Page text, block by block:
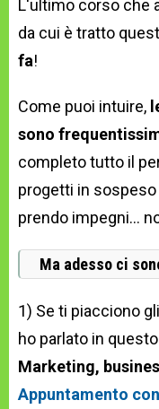
L'ultimo corso che
da cui è tratto
fa!
Come puoi intuire,
sono
completo tutto il
progetti in
prendo impegni...
Ma adesso ci
1) Se ti piacciono
ho parlato in
Marketing,
Appuntamento